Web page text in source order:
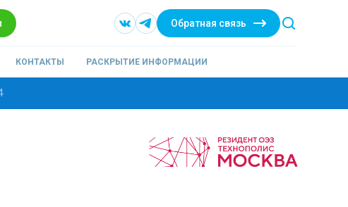
Обратная связь
КОНТАКТЫ РАСКРЫТИЕ ИНФОРМАЦИИ